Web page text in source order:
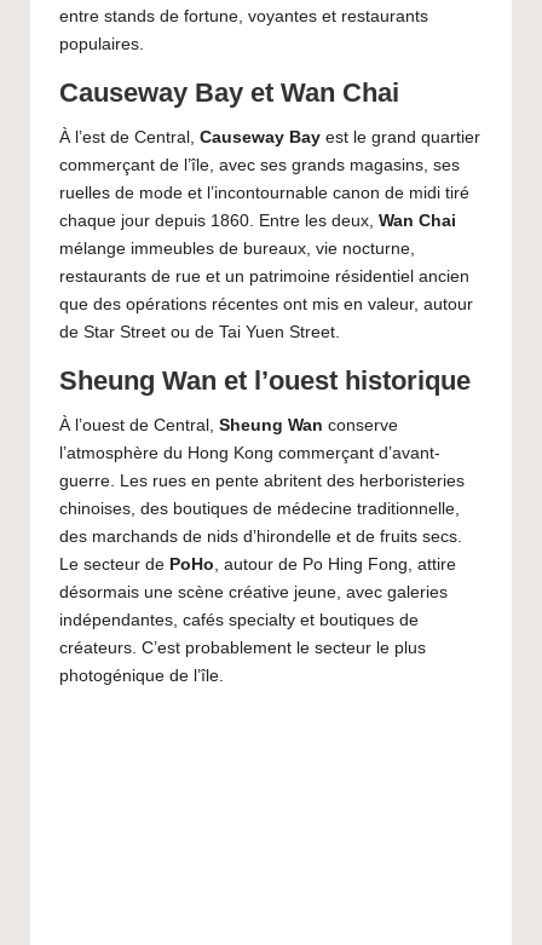
entre stands de fortune, voyantes et restaurants
populaires.
Causeway Bay et Wan Chai
À l’est de Central, Causeway Bay est le grand quartier
commerçant de l’île, avec ses grands magasins, ses
ruelles de mode et l’incontournable canon de midi tiré
chaque jour depuis 1860. Entre les deux, Wan Chai
mélange immeubles de bureaux, vie nocturne,
restaurants de rue et un patrimoine résidentiel ancien
que des opérations récentes ont mis en valeur, autour
de Star Street ou de Tai Yuen Street.
Sheung Wan et l’ouest historique
À l’ouest de Central, Sheung Wan conserve
l’atmosphère du Hong Kong commerçant d’avant-
guerre. Les rues en pente abritent des herboristeries
chinoises, des boutiques de médecine traditionnelle,
des marchands de nids d’hirondelle et de fruits secs.
Le secteur de PoHo, autour de Po Hing Fong, attire
désormais une scène créative jeune, avec galeries
indépendantes, cafés specialty et boutiques de
créateurs. C’est probablement le secteur le plus
photogénique de l’île.